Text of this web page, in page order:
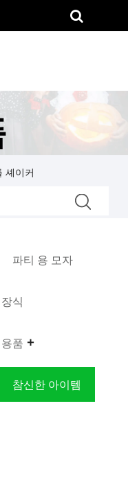
셰이커
파티 용 모자
식
품
참신한 아이템